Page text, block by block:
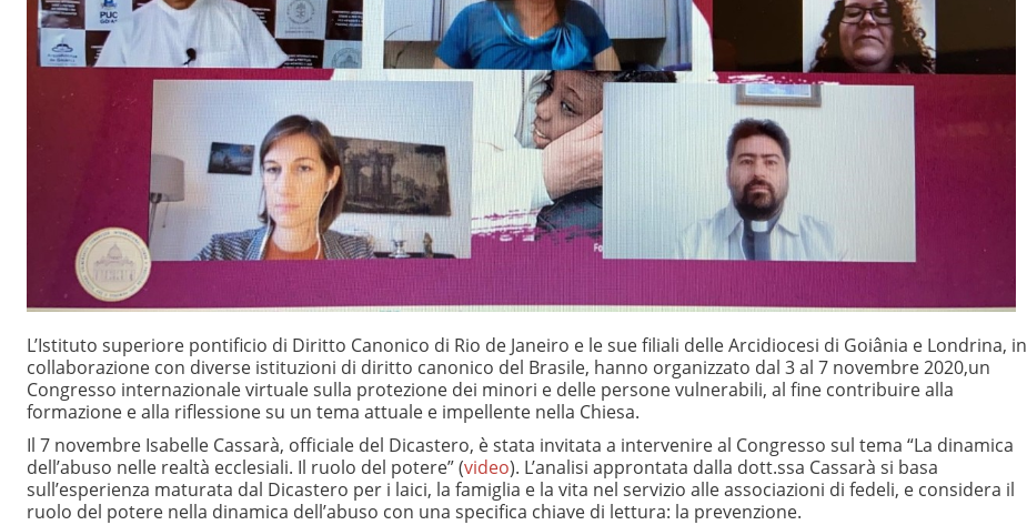
L’Istituto superiore pontificio di Diritto Canonico di Rio de Janeiro e le sue filiali delle Arcidiocesi di Goiânia e Londrina, in
collaborazione con diverse istituzioni di diritto canonico del Brasile, hanno organizzato dal 3 al 7 novembre 2020,un
Congresso internazionale virtuale sulla protezione dei minori e delle persone vulnerabili, al fine contribuire alla
formazione e alla riflessione su un tema attuale e impellente nella Chiesa.
Il 7 novembre Isabelle Cassarà, officiale del Dicastero, è stata invitata a intervenire al Congresso sul tema “La dinamica
dell’abuso nelle realtà ecclesiali. Il ruolo del potere” (video). L’analisi approntata dalla dott.ssa Cassarà si basa
sull’esperienza maturata dal Dicastero per i laici, la famiglia e la vita nel servizio alle associazioni di fedeli, e considera il
ruolo del potere nella dinamica dell’abuso con una specifica chiave di lettura: la prevenzione.